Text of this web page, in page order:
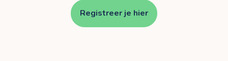
Registreer je hier